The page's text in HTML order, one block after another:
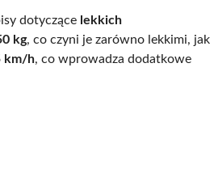
dotyczące lekkich
kg, co czyni je zarówno lekkimi, jak
km/h, co wprowadza dodatkowe